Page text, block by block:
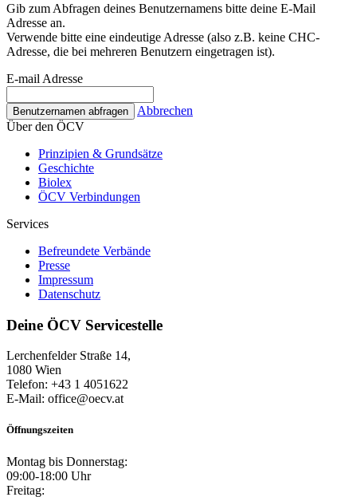
Gib zum Abfragen deines Benutzernamens bitte deine E-Mail
Adresse an.
Verwende bitte eine eindeutige Adresse (also z.B. keine CHC-
Adresse, die bei mehreren Benutzern eingetragen ist).
E-mail Adresse
Benutzernamen abfragen
Abbrechen
Über den ÖCV
Prinzipien & Grundsätze
Geschichte
Biolex
ÖCV Verbindungen
Services
Befreundete Verbände
Presse
Impressum
Datenschutz
Deine ÖCV Servicestelle
Lerchenfelder Straße 14,
1080 Wien
Telefon: +43 1 4051622
E-Mail: office@oecv.at
Öffnungszeiten
Montag bis Donnerstag:
09:00-18:00 Uhr
Freitag: